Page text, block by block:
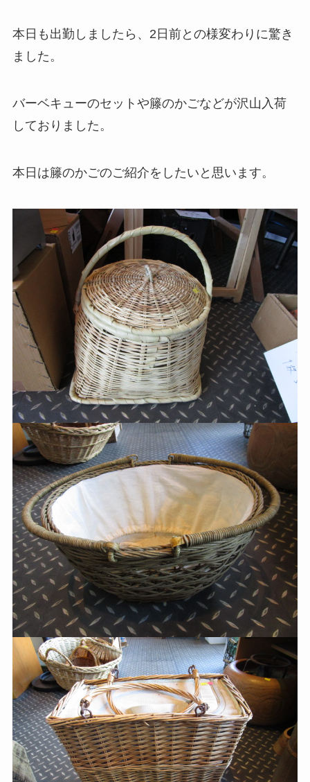
本日も出勤しましたら、2日前との様変わりに驚き
ました。
バーベキューのセットや籐のかごなどが沢山入荷
しておりました。
本日は籐のかごのご紹介をしたいと思います。